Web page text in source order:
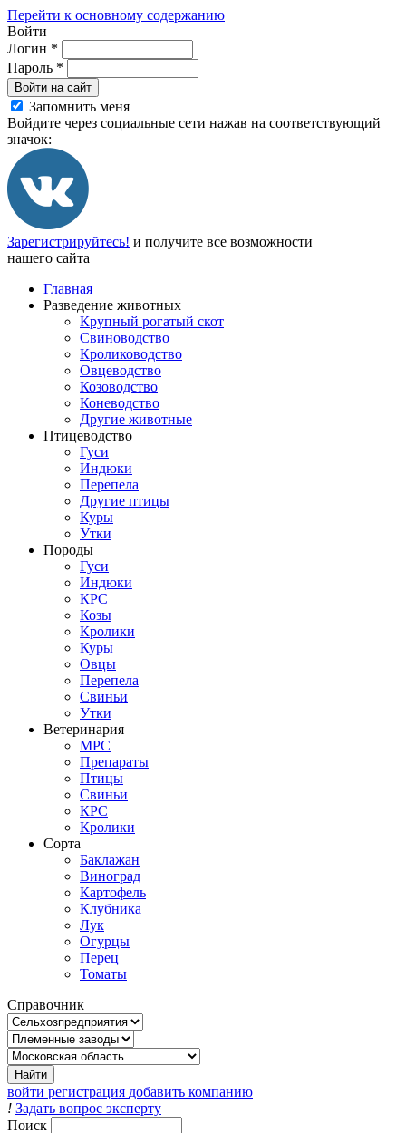
Перейти к основному содержанию
Войти
Логин *
Пароль *
Войти на сайт
Запомнить меня
Войдите через социальные сети нажав на соответствующий
значок:
Зарегистрируйтесь! и получите все возможности
нашего сайта
Главная
Разведение животных
Крупный рогатый скот
Свиноводство
Кролиководство
Овцеводство
Козоводство
Коневодство
Другие животные
Птицеводство
Гуси
Индюки
Перепела
Другие птицы
Куры
Утки
Породы
Гуси
Индюки
КРС
Козы
Кролики
Куры
Овцы
Перепела
Свиньи
Утки
Ветеринария
МРС
Препараты
Птицы
Свиньи
КРС
Кролики
Сорта
Баклажан
Виноград
Картофель
Клубника
Лук
Огурцы
Перец
Томаты
Справочник
войти регистрация добавить компанию
! Задать вопрос эксперту
Поиск